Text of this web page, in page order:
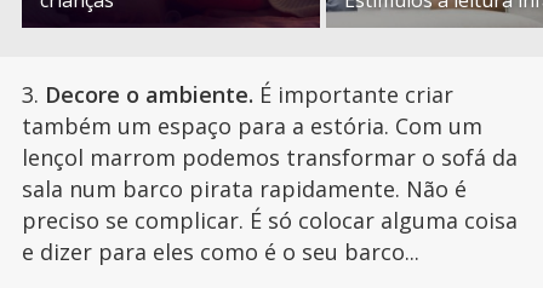
3. Decore o ambiente. É importante criar
também um espaço para a estória. Com um
lençol marrom podemos transformar o sofá da
sala num barco pirata rapidamente. Não é
preciso se complicar. É só colocar alguma coisa
e dizer para eles como é o seu barco...